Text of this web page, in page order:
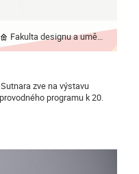
Fakulta designu a umění Ladislava Sutnara
zve na výstavu
programu k 20.